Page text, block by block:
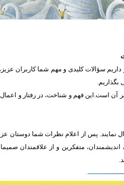
سؤالات کلیدی و مهم شما كاربران
بگذاریم.
آن است.این فهم و شناخت، در رفتار و
پس از اعلام نظرات شما دوستان
متفکرین و از علاقمندان